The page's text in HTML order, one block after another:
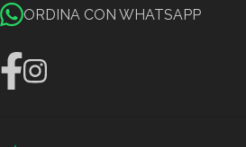
ORDINA CON WHATSAPP